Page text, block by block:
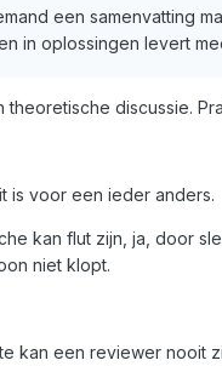
een samenvatting
in oplossingen levert
theoretische discussie.
is voor een ieder anders.
kan flut zijn, ja, door
niet klopt.
kan een reviewer nooit